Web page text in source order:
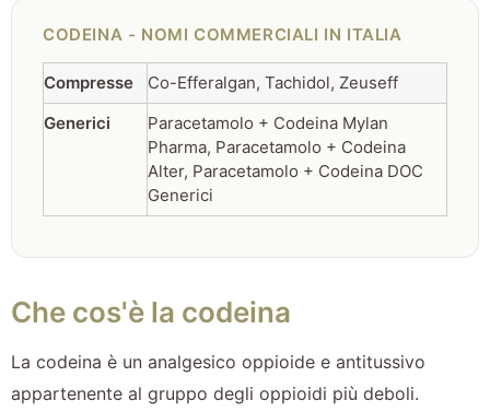
CODEINA - NOMI COMMERCIALI IN ITALIA
Compresse
Co-Efferalgan, Tachidol, Zeuseff
Generici
Paracetamolo + Codeina Mylan
Pharma, Paracetamolo + Codeina
Alter, Paracetamolo + Codeina DOC
Generici
Che cos'è la codeina
La codeina è un analgesico oppioide e antitussivo
appartenente al gruppo degli oppioidi più deboli.